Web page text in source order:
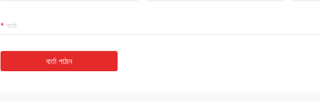
বার্তা পাঠান